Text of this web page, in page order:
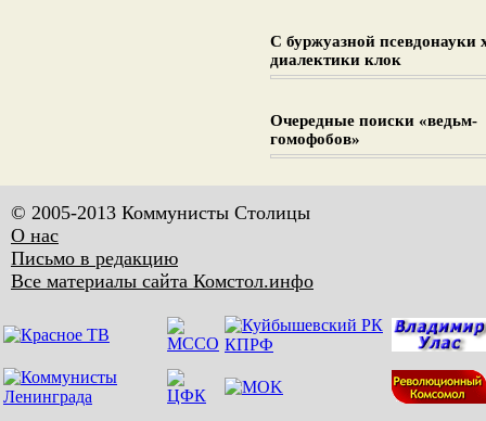
С буржуазной псевдонауки
диалектики клок
Очередные поиски «ведьм-
гомофобов»
© 2005-2013 Коммунисты Столицы
О нас
Письмо в редакцию
Все материалы сайта Комстол.инфо